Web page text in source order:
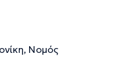
και της
της είναι
ενσυναίσθηση, φιλική
Νομός